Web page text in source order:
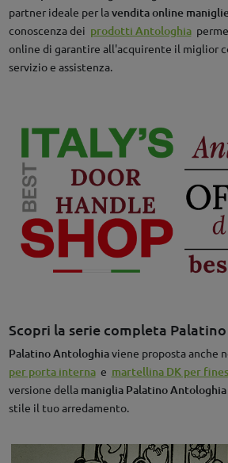
partner ideale per lavendita online
conoscenza dei prodotti Antologhia
online di garantire all'acquirente il miglior
servizio e assistenza.
Scopri la serie completa
Palatino Antologhiaviene proposta anche
per porta interna e martellina DK per
versione della maniglia Palatino Antologhia
stile il tuo arredamento.